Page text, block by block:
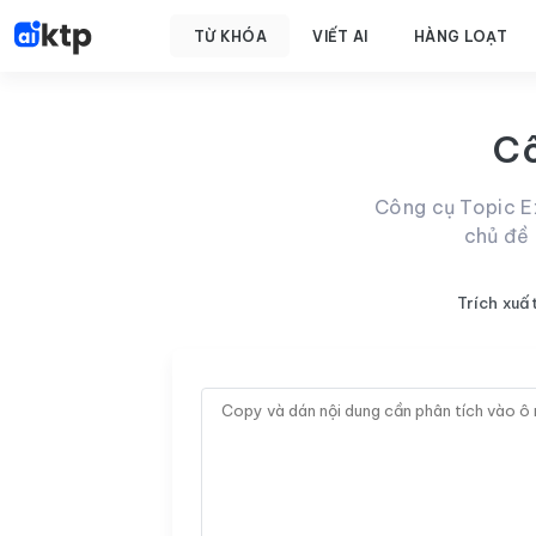
TỪ KHÓA VIẾT AI HÀNG LOẠT
Công cụ Topic
chủ đề
Trích